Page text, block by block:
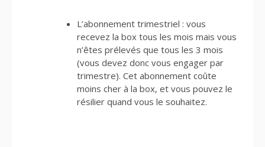
L’abonnement trimestriel : vous
recevez la box tous les mois mais vous
n’êtes prélevés que tous les 3 mois
(vous devez donc vous engager par
trimestre). Cet abonnement coûte
moins cher à la box, et vous pouvez le
résilier quand vous le souhaitez.